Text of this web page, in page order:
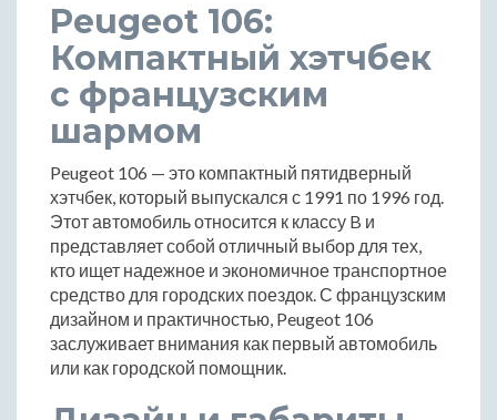
Peugeot 106:
Компактный хэтчбек
с французским
шармом
Peugeot 106 — это компактный пятидверный
хэтчбек, который выпускался с 1991 по 1996 год.
Этот автомобиль относится к классу B и
представляет собой отличный выбор для тех,
кто ищет надежное и экономичное транспортное
средство для городских поездок. С французским
дизайном и практичностью, Peugeot 106
заслуживает внимания как первый автомобиль
или как городской помощник.